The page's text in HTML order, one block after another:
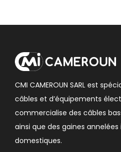
CMI CAMEROUN SARL est
câbles et d’équipements
commercialise des câbles
ainsi que des gaines
domestiques.